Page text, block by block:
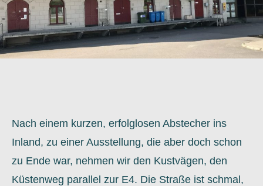
Nach einem kurzen, erfolglosen Abstecher ins
Inland, zu einer Ausstellung, die aber doch schon
zu Ende war, nehmen wir den Kustvägen, den
Küstenweg parallel zur E4. Die Straße ist schmal,